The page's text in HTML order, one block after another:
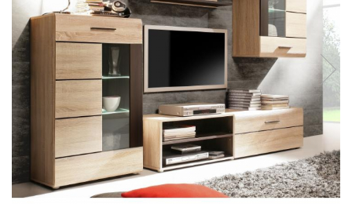
Set mobilier Living
Seturi masa +scaune dining
Tabureti
Seturi dormitoare complete
Suporturi saltea/Somiere/Gratii
pentru pat